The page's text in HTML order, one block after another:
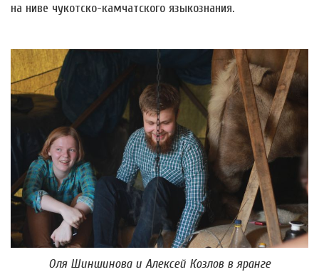
на ниве чукотско-камчатского языкознания.
Оля Шиншинова и Алексей Козлов в яранге